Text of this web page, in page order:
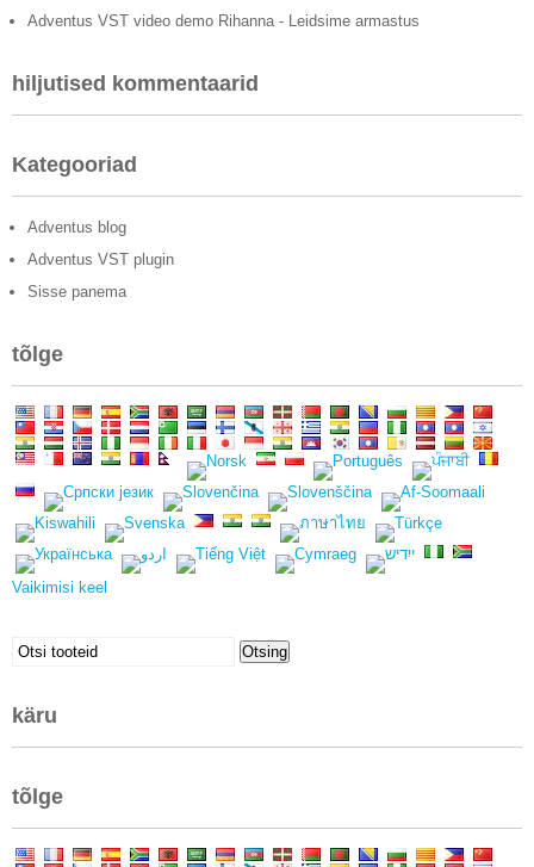
Adventus VST video demo Rihanna - Leidsime armastus
hiljutised kommentaarid
Kategooriad
Adventus blog
Adventus VST plugin
Sisse panema
tõlge
Vaikimisi keel
Otsima: Otsing
käru
tõlge